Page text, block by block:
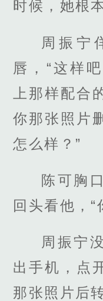
时候，她根
周振宁
唇，“这样
上那样配合
你那张照片
怎么样？”
陈可胸
回头看他，“
周振宁
出手机，点
那张照片后